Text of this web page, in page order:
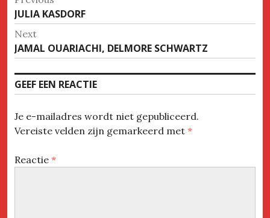
navigatie
Previous
post:
JULIA KASDORF
Next
Next
post:
JAMAL OUARIACHI, DELMORE SCHWARTZ
GEEF EEN REACTIE
Je e-mailadres wordt niet gepubliceerd.
Vereiste velden zijn gemarkeerd met *
Reactie *